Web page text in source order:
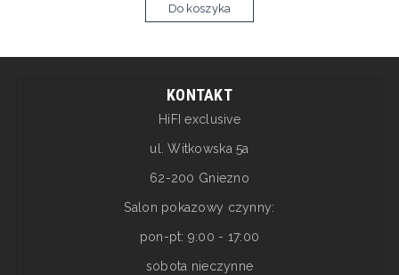
Do koszyka
KONTAKT
HiFI exclusive
ul. Witkowska 5a
62-200 Gniezno
Salon pokazowy czynny:
pon-pt: 9:00 - 17:00
sobota nieczynne